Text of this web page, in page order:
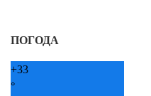
ПОГОДА
+33
°